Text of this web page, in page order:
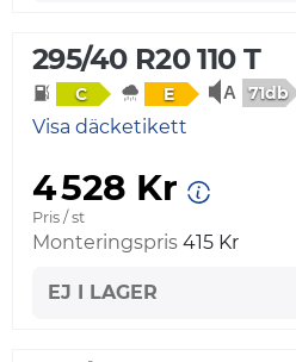
295/40 R20 110 T
C E 71db
Visa däcketikett
4 528 Kr
Pris / st
Monteringspris 415 Kr
EJ I LAGER